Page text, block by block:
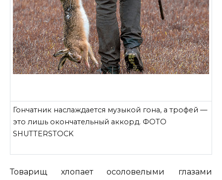
Гончатник наслаждается музыкой гона, а трофей —
это лишь окончательный аккорд. ФОТО
SHUTTERSTOCK
Товарищ хлопает осоловелыми глазами